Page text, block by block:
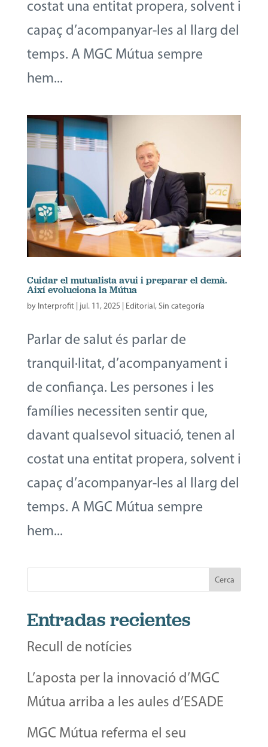
costat una entitat propera, solvent i
capaç d’acompanyar-les al llarg del
temps. A MGC Mútua sempre
hem...
Cuidar el mutualista avui i preparar el demà.
Així evoluciona la Mútua
by Interprofit| jul. 11, 2025 Editorial,Sin categoría
Parlar de salut és parlar de
tranquil·litat, d’acompanyament i
de confiança. Les persones i les
famílies necessiten sentir que,
davant qualsevol situació, tenen al
costat una entitat propera, solvent i
capaç d’acompanyar-les al llarg del
temps. A MGC Mútua sempre
hem...
Cerca
Entradas recientes
Recull de notícies
L’aposta per la innovació d’MGC
Mútua arriba a les aules d’ESADE
MGC Mútua referma el seu